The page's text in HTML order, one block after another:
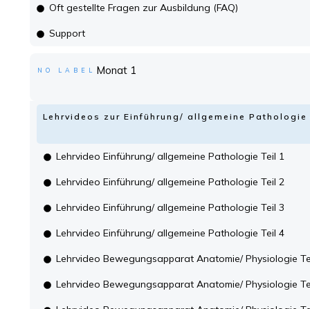
Oft gestellte Fragen zur Ausbildung (FAQ)
Support
NO LABEL Monat 1
Lehrvideos zur Einführung/ allgemeine
Lehrvideo Einführung/ allgemeine Pathologie Teil 1
Lehrvideo Einführung/ allgemeine Pathologie Teil 2
Lehrvideo Einführung/ allgemeine Pathologie Teil 3
Lehrvideo Einführung/ allgemeine Pathologie Teil 4
Lehrvideo Bewegungsapparat Anatomie/ Physiologie
Lehrvideo Bewegungsapparat Anatomie/ Physiologie